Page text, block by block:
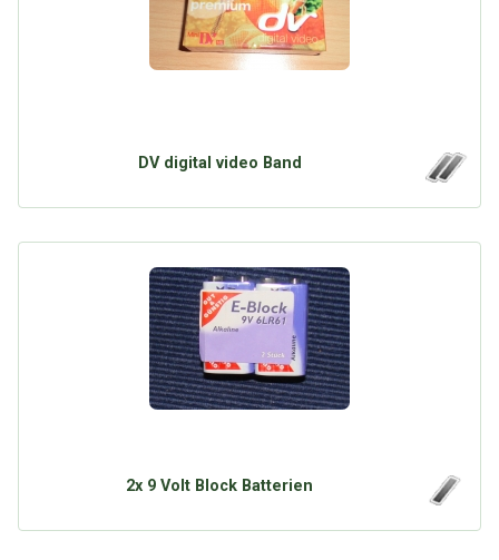
DV digital video Band
2x 9 Volt Block Batterien